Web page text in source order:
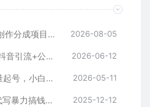
外面卖299元的大众点评创作分成项目：注册养号×开通分成×打卡激活×AI批量笔记×次日见收益，月入1w+ 2026-08-05
夸克拉新全新玩法思路，抖音引流+公众号承接+转化技巧，两条视频46w播放 变现7000+ 2026-06-12
0成本做抖音切片自然流量起号，小白日入100-5000 2026-05-11
【第14093期】AI+PPT代写暴力搞钱：无脑套模板月入2万+，月入1-3万实战手册 2025-12-12